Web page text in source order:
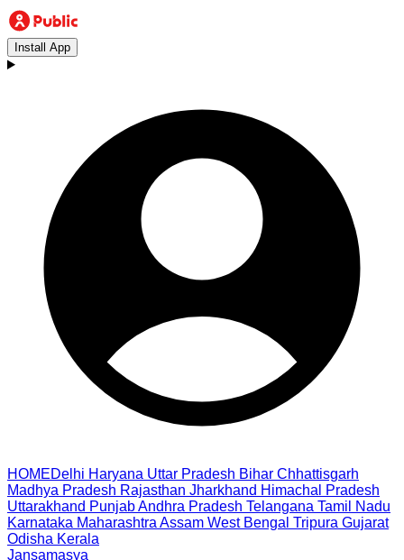
Install App
HOMEDelhi Haryana Uttar Pradesh Bihar Chhattisgarh
Madhya Pradesh Rajasthan Jharkhand Himachal Pradesh
Uttarakhand PunjabAndhra Pradesh Telangana Tamil Nadu
Karnataka Maharashtra Assam West Bengal Tripura Gujarat
Odisha Kerala
Jansamasya